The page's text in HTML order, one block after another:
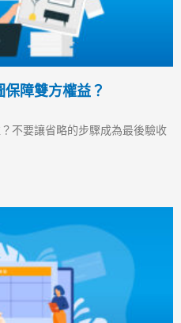
障雙方權益？
不要讓省略的步驟成為最後驗收